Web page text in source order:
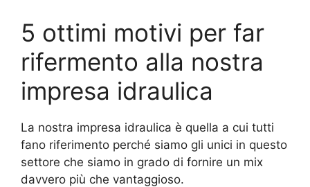
5 ottimi motivi per far
rifermento alla nostra
impresa idraulica
La nostra impresa idraulica è quella a cui tutti
fano riferimento perché siamo gli unici in questo
settore che siamo in grado di fornire un mix
davvero più che vantaggioso.